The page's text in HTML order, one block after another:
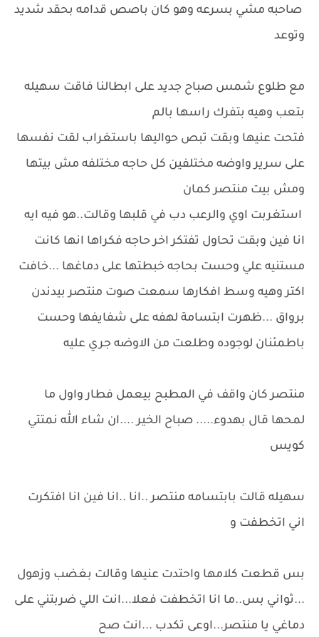
صاحبه مشي بسرعه وهو كان باصص قدامه بحقد شديد
وتوعد
مع طلوع شمس صباح جديد على ابطالنا فاقت سهيله
بتعب وهيه بتفرك راسها بالم
فتحت عنيها وبقت تبص حواليها باستغراب لقت نفسها
على سرير واوضه مختلفين كل حاجه مختلفه مش بيتها
ومش بيت منتصر كمان
استغربت اوي والرعب دب في قلبها وقالت..هو فيه ايه
انا فين وبقت تحاول تفتكر اخر حاجه فكراها انها كانت
مستنيه علي وحست بحاجه خبطتها على دماغها ...خافت
اكتر وهيه وسط افكارها سمعت صوت منتصر بيدندن
برواق ...ظهرت ابتسامة لهفه على شفايفها وحست
باطمئنان لوجوده وطلعت من الاوضه جري عليه
منتصر كان واقف في المطبح بيعمل فطار واول ما
لمحها قال بهدوء..... صباح الخير ....ان شاء الله نمتتي
كويس
سهيله قالت بابتسامه منتصر ..انا ..انا فين انا افتكرت
اني اتخطفت و
بس قطعت كلامها واحتدت عنيها وقالت بغضب وزهول
...ثواني بس..ما انا اتخطفت فعلا...انت اللي ضربتني على
دماغي يا منتصر...اوعى تكدب ...انت صح